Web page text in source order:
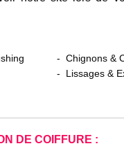
Chignons &
Lissages &
DE COIFFURE :